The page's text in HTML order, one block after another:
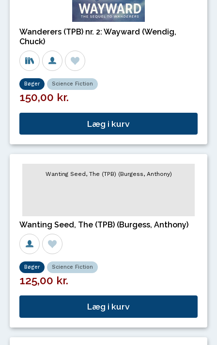
Wanderers (TPB) nr. 2: Wayward (Wendig,
Chuck)
Bøger Science Fiction
150,00 kr.
Læg i kurv
Wanting Seed, The (TPB) (Burgess, Anthony)
Bøger Science Fiction
125,00 kr.
Læg i kurv